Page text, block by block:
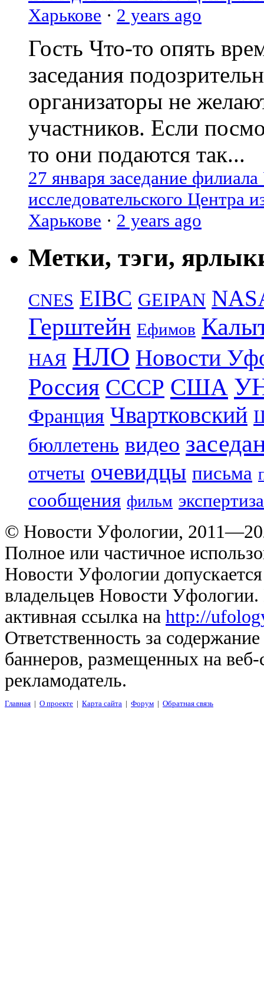
Харькове · 2 years ago
Гость Что-то опять
заседания
организаторы не
участников. Если
то они подаются так...
27 января заседание
исследовательского Центра
Харькове · 2 years ago
Метки, тэги,
CNES EIBC GEIPAN
Герштейн Ефимов
НАЯ НЛО Новости
Россия СССР США
Франция Чвартковский
бюллетень видео
отчеты очевидцы письма
сообщения фильм экспертиза
© Новости Уфологии,
Полное или частичное
Новости Уфологии
владельцев Новости
активная ссылка на http://
Ответственность за
баннеров, размещенных на
рекламодатель.
Главная | О проекте | Карта сайта | Форум | Обратная связь